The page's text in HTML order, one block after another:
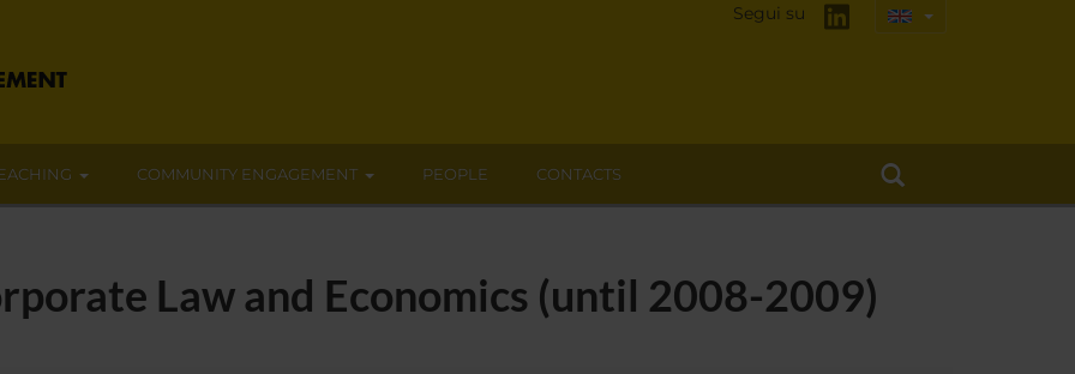
Segui su
COMMUNITY ENGAGEMENT PEOPLE CONTACTS
Law and Economics (until 2008-2009)